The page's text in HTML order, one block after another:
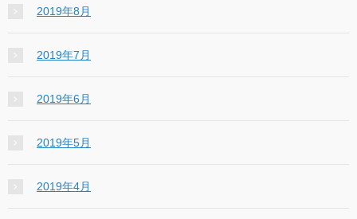
2019年8月
2019年7月
2019年6月
2019年5月
2019年4月